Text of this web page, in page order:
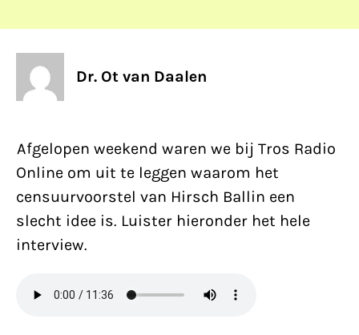
Dr. Ot van Daalen
Afgelopen weekend waren we bij Tros Radio
Online om uit te leggen waarom het
censuurvoorstel van Hirsch Ballin een
slecht idee is. Luister hieronder het hele
interview.